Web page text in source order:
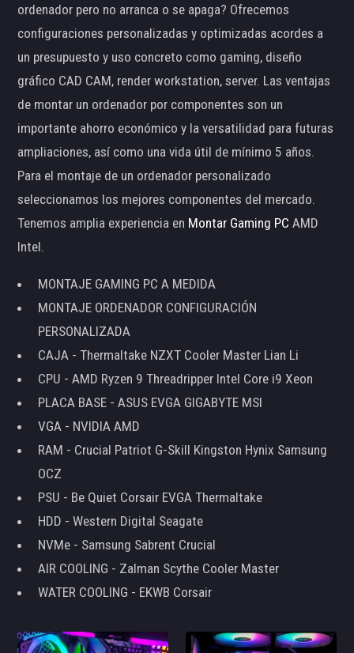
ordenador pero no arranca o se apaga? Ofrecemos
configuraciones personalizadas y optimizadas acordes a
un presupuesto y uso concreto como gaming, diseño
gráfico CAD CAM, render workstation, server. Las ventajas
de montar un ordenador por componentes son un
importante ahorro económico y la versatilidad para futuras
ampliaciones, así como una vida útil de mínimo 5 años.
Para el montaje de un ordenador personalizado
seleccionamos los mejores componentes del mercado.
Tenemos amplia experiencia en Montar Gaming PC AMD
Intel.
MONTAJE GAMING PC A MEDIDA
MONTAJE ORDENADOR CONFIGURACIÓN
PERSONALIZADA
CAJA - Thermaltake NZXT Cooler Master Lian Li
CPU - AMD Ryzen 9 Threadripper Intel Core i9 Xeon
PLACA BASE - ASUS EVGA GIGABYTE MSI
VGA - NVIDIA AMD
RAM - Crucial Patriot G-Skill Kingston Hynix Samsung
OCZ
PSU - Be Quiet Corsair EVGA Thermaltake
HDD - Western Digital Seagate
NVMe - Samsung Sabrent Crucial
AIR COOLING - Zalman Scythe Cooler Master
WATER COOLING - EKWB Corsair